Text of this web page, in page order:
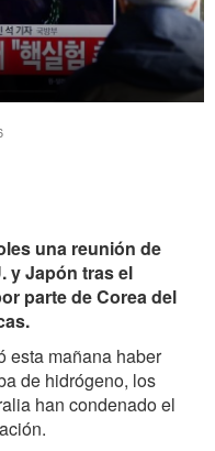
una reunión de
y Japón tras el
parte de Corea del
esta mañana haber
de hidrógeno, los
han condenado el